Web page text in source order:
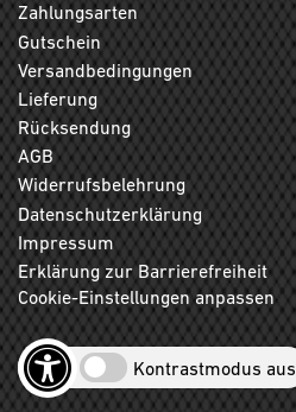
Zahlungsarten
Gutschein
Versandbedingungen
Lieferung
Rücksendung
AGB
Widerrufsbelehrung
Datenschutzerklärung
Impressum
Erklärung zur Barrierefreiheit
Cookie-Einstellungen anpassen
Kontrastmodus aus